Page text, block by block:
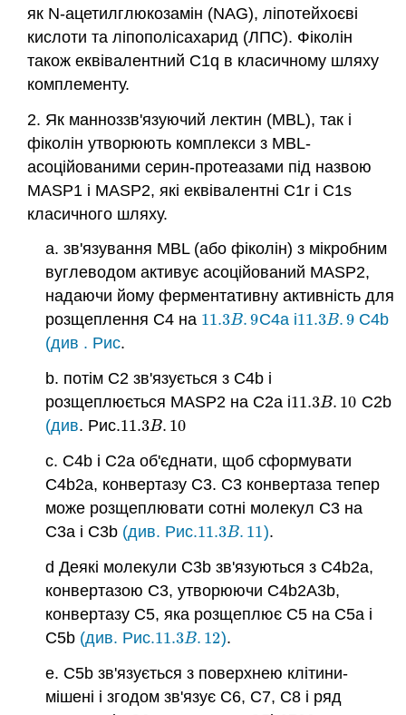
як N-ацетилглюкозамін (NAG), ліпотейхоєві
кислоти та ліпополісахарид (ЛПС). Фіколін
також еквівалентний C1q в класичному шляху
комплементу.
2. Як манноззв'язуючий лектин (MBL), так і
фіколін утворюють комплекси з MBL-
асоційованими серин-протеазами під назвою
MASP1 і MASP2, які еквівалентні C1r і C1s
класичного шляху.
а. зв'язування MBL (або фіколін) з мікробним
вуглеводом активує асоційований MASP2,
надаючи йому ферментативну активність для
розщеплення C4 на 11.3B. 9
11.3B. 9C4a і11.3B.9
11.3B. 9 C4b
(див . Рис.
b. потім C2 зв'язується з C4b і
розщеплюється MASP2 на C2a і11.3B. 10
11.3B. 10 C2b
(див. Рис.11.3B. 10
11.3B. 10
c. C4b і C2a об'єднати, щоб сформувати
C4b2a, конвертазу C3. C3 конвертаза тепер
може розщеплювати сотні молекул С3 на
C3a і C3b (див. Рис.11.3B. 11
11.3B. 11).
d Деякі молекули C3b зв'язуються з C4b2a,
конвертазою C3, утворюючи C4b2A3b,
конвертазу C5, яка розщеплює C5 на C5a і
C5b (див. Рис.11.3B. 12
11.3B. 12).
е. C5b зв'язується з поверхнею клітини-
мішені і згодом зв'язує C6, C7, C8 і ряд